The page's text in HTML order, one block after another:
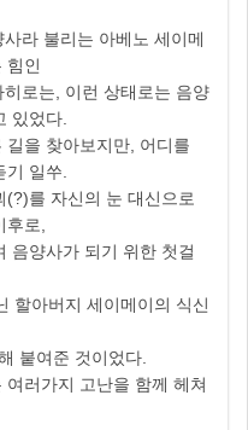
라 불리는 아베노 세이메
힘인
로는, 이런 상태로는 음양
있었다.
을 찾아보지만, 어디를
일쑤.
(?)를 자신의 눈 대신으로
로,
음양사가 되기 위한 첫걸
할아버지 세이메이의 식신
붙여준 것이었다.
러가지 고난을 함께 헤쳐